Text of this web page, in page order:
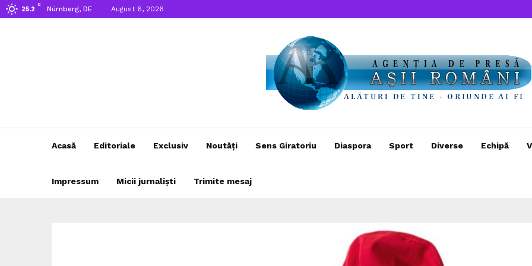
25.2
C
Nürnberg, DE August 6, 2026
Acasă Editoriale Exclusiv Noutăți Sens Giratoriu Diaspora Sport Diverse Echipă
Impressum Micii jurnaliști Trimite mesaj